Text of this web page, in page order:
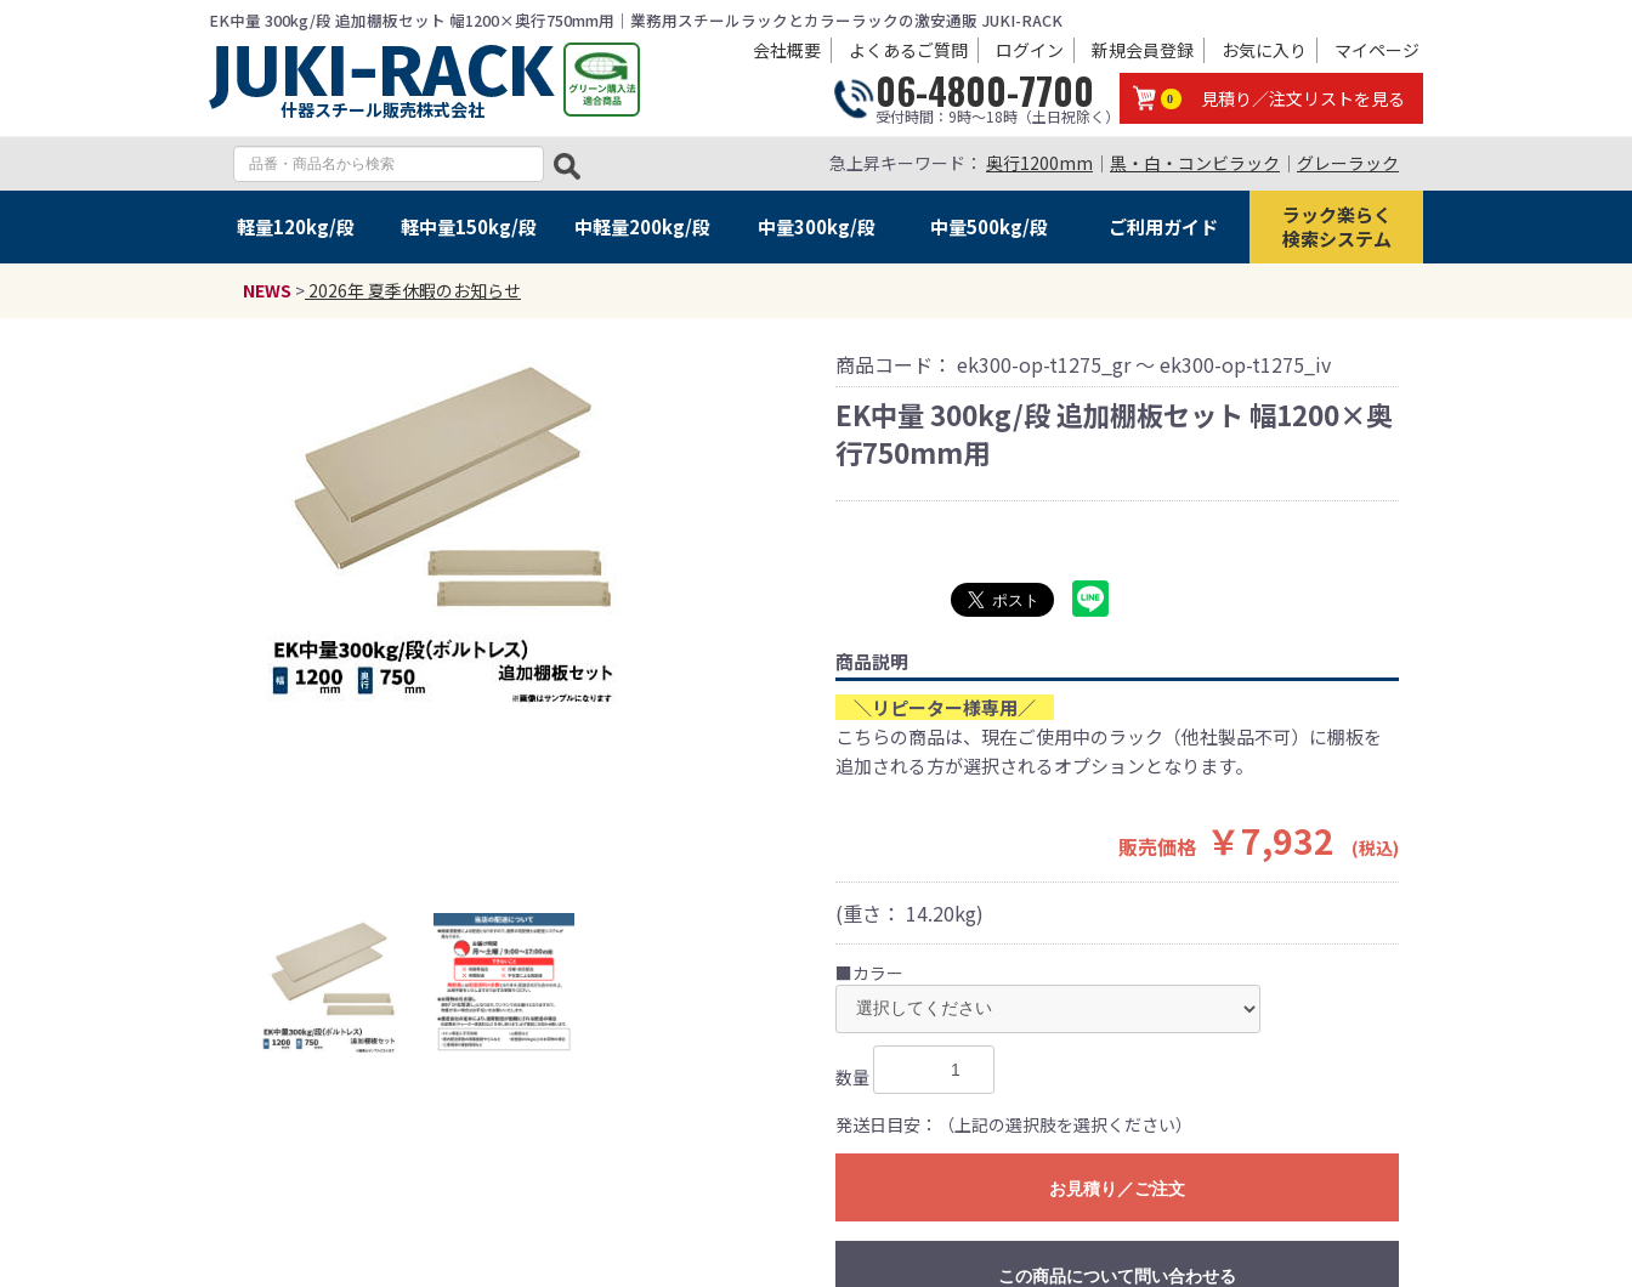
EK中量 300kg/段 追加棚板セット 幅1200×奥行750mm用｜業務用スチールラックとカラーラックの激安通販 JUKI-RACK
什器スチール販売株式会社
会社概要 よくあるご質問 ログイン 新規会員登録 お気に入り マイページ
06-4800-7700
受付時間：9時～18時（土日祝除く）
0 見積り／注文リストを見る
急上昇キーワード： 奥行1200mm ｜ 黒・白・コンビラック ｜ グレーラック
軽量120kg/段 軽中量150kg/段 中軽量200kg/段 中量300kg/段 中量500kg/段 ご利用ガイド
ラック楽らく
検索システム
NEWS > 2026年 夏季休暇のお知らせ
商品コード： ek300-op-t1275_gr ～ ek300-op-t1275_iv
EK中量 300kg/段 追加棚板セット 幅1200×奥
行750mm用
商品説明
＼リピーター様専用／
こちらの商品は、現在ご使用中のラック（他社製品不可）に棚板を
追加される方が選択されるオプションとなります。
販売価格 ￥7,932 (税込)
(重さ： 14.20kg)
■カラー
数量
発送日目安：（上記の選択肢を選択ください）
お見積り／ご注文
この商品について問い合わせる